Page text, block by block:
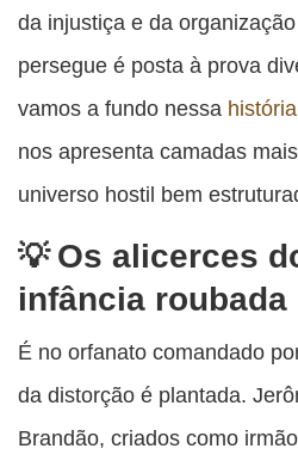
da injustiça e da
persegue é posta à prova
vamos a fundo nessa história
nos apresenta camadas
universo hostil bem
Os alicerces
infância roubada
É no orfanato comandado
da distorção é plantada.
Brandão, criados como